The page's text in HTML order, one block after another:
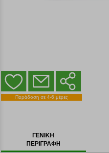
Παράδοση σε 4-6 μέρες
ΓΕΝΙΚΗ
ΠΕΡΙΓΡΑΦΗ